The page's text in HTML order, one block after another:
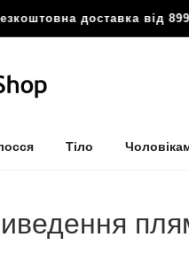
доставка від 899 грн до
Тіло